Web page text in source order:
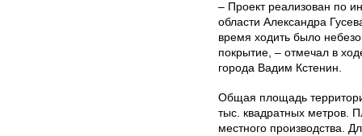
– Проект реализован по
области Александра
время ходить было
покрытие, – отмечал в
города Вадим Кстенин.
Общая площадь
тыс. квадратных метров.
местного производства.